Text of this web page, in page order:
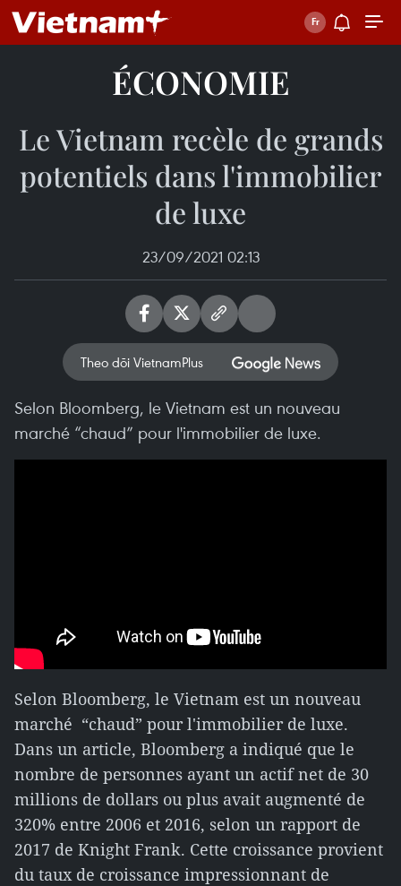
ÉCONOMIE
Le Vietnam recèle de grands
potentiels dans l'immobilier
de luxe
23/09/2021 02:13
Theo dõi VietnamPlus
Selon Bloomberg, le Vietnam est un nouveau
marché “chaud” pour l'immobilier de luxe.
Selon Bloomberg, le Vietnam est un nouveau
marché “chaud” pour l'immobilier de luxe.
Dans un article, Bloomberg a indiqué que le
nombre de personnes ayant un actif net de 30
millions de dollars ou plus avait augmenté de
320% entre 2006 et 2016, selon un rapport de
2017 de Knight Frank. Cette croissance provient
du taux de croissance impressionnant de